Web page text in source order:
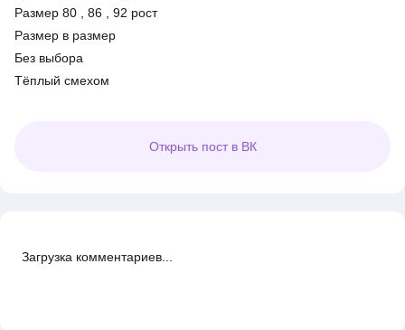
Размер 80 , 86 , 92 рост
Размер в размер
Без выбора
Тёплый смехом
Открыть пост в ВК
Загрузка комментариев...